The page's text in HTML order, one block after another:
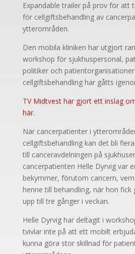
Expandable trailer på prov för att
för cellgiftsbehandling av
ytterområden.
Den mobila kliniken har utgjort
workshop för sjukhuspersonal,
politiker och
cellgiftsbehandling har gåtts
TV Midtvest har gjort ett inslag
här.
När cancerpatienter i
cellgiftsbehandling kan det bli
till canceravdelningen på
cancerpatienten Helle Dyrvig var
bekymmer, förutom cancern,
henne till behandling, när hon fick
upp till tre gånger i veckan.
Helle Dyrvig har deltagit i
tvivlar inte på att ett mobilt
kunna göra stor skillnad för